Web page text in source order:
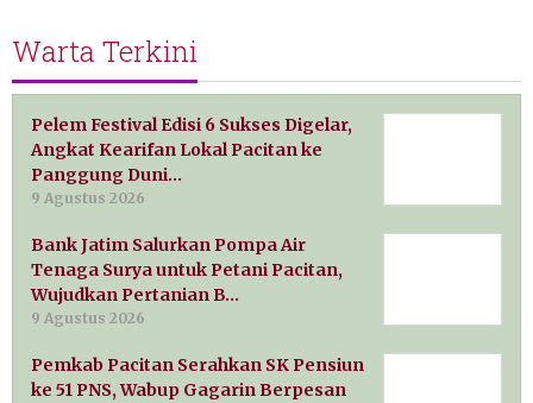
Warta Terkini
Pelem Festival Edisi 6 Sukses Digelar,
Angkat Kearifan Lokal Pacitan ke
Panggung Duni…
9 Agustus 2026
Bank Jatim Salurkan Pompa Air
Tenaga Surya untuk Petani Pacitan,
Wujudkan Pertanian B…
9 Agustus 2026
Pemkab Pacitan Serahkan SK Pensiun
ke 51 PNS, Wabup Gagarin Berpesan